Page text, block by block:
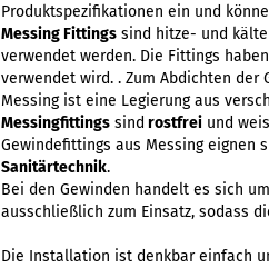
Produktspezifikationen ein und
Messing Fittings sind hitze- und
verwendet werden. Die Fittings
verwendet wird. . Zum Abdichten
Messing ist eine Legierung aus
Messingfittings sind rostfrei und
Gewindefittings aus Messing eignen
Sanitärtechnik.
Bei den Gewinden handelt es sich
ausschließlich zum Einsatz, sodass
Die Installation ist denkbar einfach